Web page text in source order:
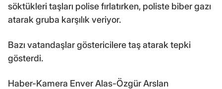
söktükleri taşları polise fırlatırken, poliste biber gazı
atarak gruba karşılık veriyor.
Bazı vatandaşlar göstericilere taş atarak tepki
gösterdi.
Haber-Kamera Enver Alas-Özgür Arslan